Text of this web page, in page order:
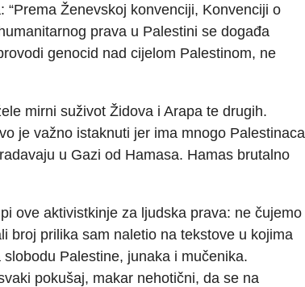
Ženevskoj konvenciji, Konvenciji o
prava u Palestini se događa
genocid nad cijelom Palestinom, ne
mirni suživot Židova i Arapa te drugih.
je važno istaknuti jer ima mnogo Palestinaca
u Gazi od Hamasa. Hamas brutalno
ove aktivistkinje za ljudska prava: ne čujemo
broj prilika sam naletio na tekstove u kojima
Palestine, junaka i mučenika.
pokušaj, makar nehotični, da se na